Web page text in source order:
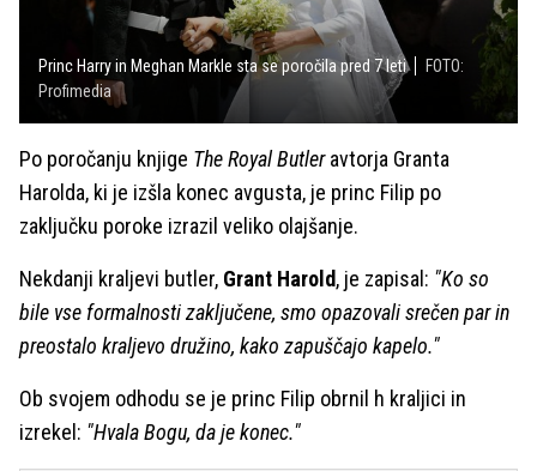
Princ Harry in Meghan Markle sta se poročila pred 7 leti
FOTO:
Profimedia
Po poročanju knjige The Royal Butleravtorja Granta
Harolda, ki je izšla konec avgusta, je princ Filip po
zaključku poroke izrazil veliko olajšanje.
Nekdanji kraljevi butler, Grant Harold, je zapisal: "Ko so
bile vse formalnosti zaključene, smo opazovali srečen par in
preostalo kraljevo družino, kako zapuščajo kapelo."
Ob svojem odhodu se je princ Filip obrnil h kraljici in
izrekel: "Hvala Bogu, da je konec."